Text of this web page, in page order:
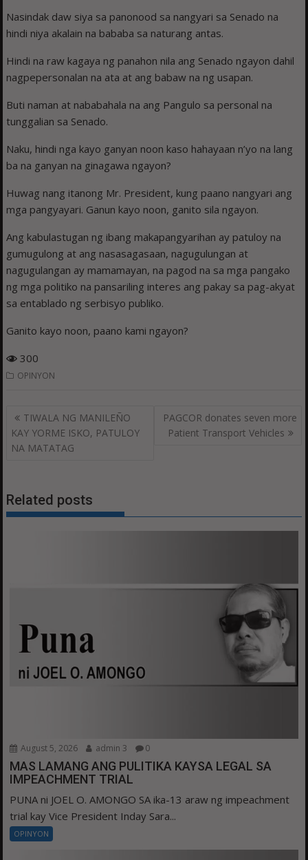
Nasindak daw siya sa panonood sa nangyari sa Senado na
hindi niya akalain na bababa sa naturang antas.
Hindi na raw kagaya ng panahon nila ang Senado ngayon dahil
nagpepersonalan na ata at ang babaw na ng usapan.
Buti naman at nababahala na ang Pangulo sa personal na
tunggalian sa Senado.
Naku, hindi nga kayo ganyan noon kaso hahayaan n’yo na lang
ba na ganyan na ginagawa ngayon?
Huwag nang itanong Mr. President, kung paano nangyari ang
mga pangyayari. Ganun kayo noon, ganito sila ngayon.
Ang kabulastugan ng ibang makapangyarihan ay patuloy na
gumugulong at ang nasasagasaan, nagugulungan at
nagugulangan ay mamamayan, na pagod na sa mga pangako
ng mga politiko na pansariling interes ang pakay sa pag-akyat
sa entablado ng serbisyo publiko.
Ganito kayo noon, paano kami ngayon?
300
OPINYON
Post
navigation
TIWALA NG MANILEÑO
KAY YORME ISKO, PATULOY
NA MATATAG
PAGCOR donates seven more
Patient Transport Vehicles
Related posts
August 5, 2026 admin 3 0
MAS LAMANG ANG PULITIKA KAYSA LEGAL SA
IMPEACHMENT TRIAL
PUNA ni JOEL O. AMONGO SA ika-13 araw ng impeachment
trial kay Vice President Inday Sara...
OPINYON